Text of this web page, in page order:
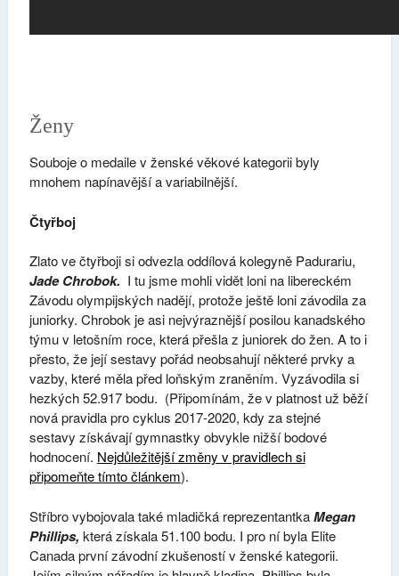
Ženy
Souboje o medaile v ženské věkové kategorii byly
mnohem napínavější a variabilnější.
Čtyřboj
Zlato ve čtyřboji si odvezla oddílová kolegyně Padurariu,
Jade Chrobok. I tu jsme mohli vidět loni na libereckém
Závodu olympijských nadějí, protože ještě loni závodila za
juniorky. Chrobok je asi nejvýraznější posilou kanadského
týmu v letošním roce, která přešla z juniorek do žen. A to i
přesto, že její sestavy pořád neobsahují některé prvky a
vazby, které měla před loňským zraněním. Vyzávodila si
hezkých 52.917 bodu. (Připomínám, že v platnost už běží
nová pravidla pro cyklus 2017-2020, kdy za stejné
sestavy získávají gymnastky obvykle nižší bodové
hodnocení. Nejdůležitější změny v pravidlech si
připomeňte tímto článkem).
Stříbro vybojovala také mladičká reprezentantkaMegan
Phillips, která získala 51.100 bodu. I pro ní byla Elite
Canada první závodní zkušeností v ženské kategorii.